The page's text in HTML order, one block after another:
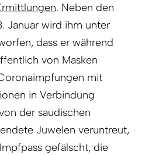
. Neben den
Januar wird ihm unter
dass er während
von Masken
mit
in Verbindung
der saudischen
Juwelen veruntreut,
gefälscht, die